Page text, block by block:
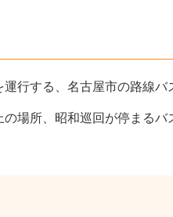
行する、名古屋市の路線バ
場所、昭和巡回が停まるバ